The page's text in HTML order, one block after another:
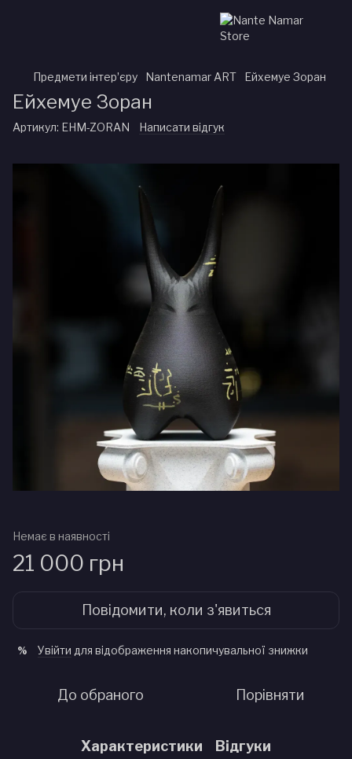
Предмети інтерʼєру Nantenamar ART Ейхемуе Зоран
Ейхемуе Зоран
Артикул: EHM-ZORAN Написати відгук
Немає в наявності
21 000 грн
Повідомити, коли з'явиться
% Увійти для відображення накопичувальної знижки
До обраного Порівняти
Характеристики Відгуки